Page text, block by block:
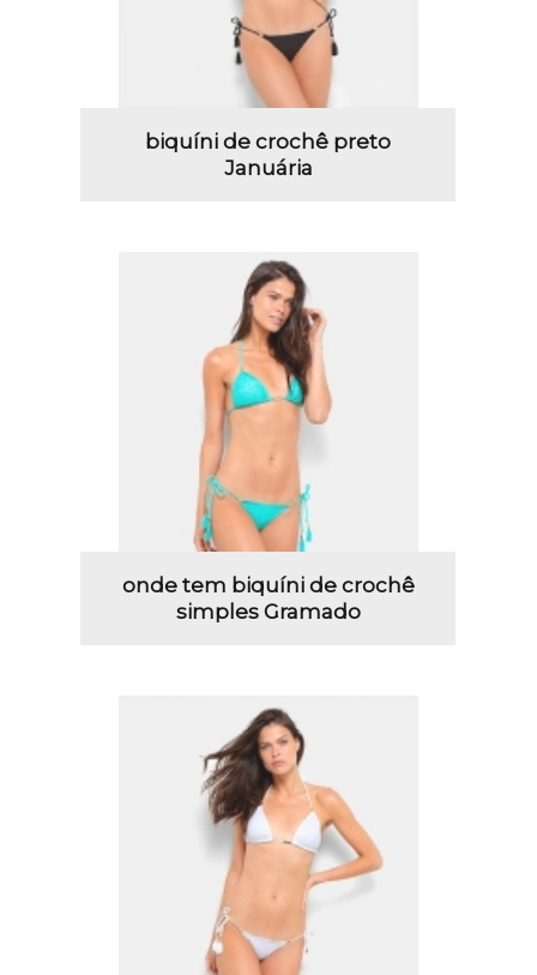
biquíni de crochê preto
Januária
onde tem biquíni de crochê
simples Gramado